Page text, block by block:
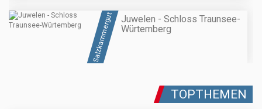
Salzkammergut
Juwelen - Schloss Traunsee-
Würtemberg
TOPTHEMEN